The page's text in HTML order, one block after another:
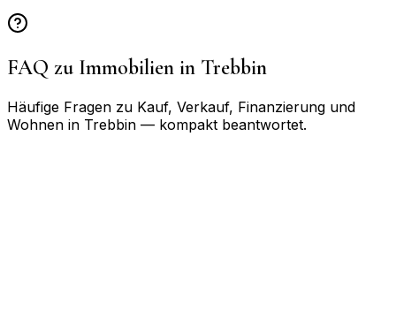
FAQ zu Immobilien in Trebbin
Häufige Fragen zu Kauf, Verkauf, Finanzierung und
Wohnen in Trebbin — kompakt beantwortet.